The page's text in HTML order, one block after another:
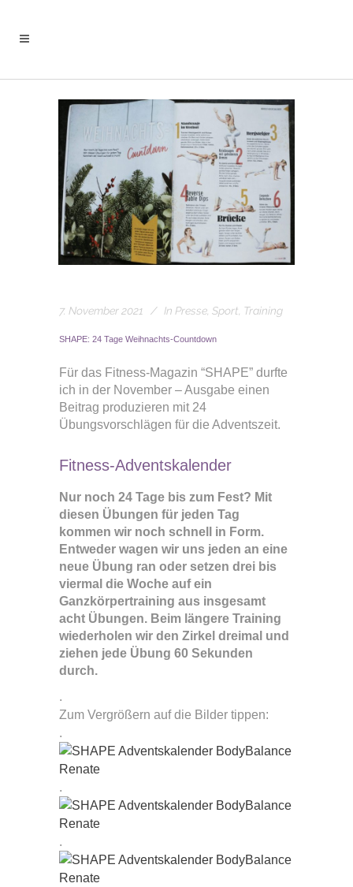
7. November 2021 In Presse Sport Training
SHAPE: 24 Tage Weihnachts-Countdown
Für das Fitness-Magazin “SHAPE” durfte
ich in der November – Ausgabe einen
Beitrag produzieren mit 24
Übungsvorschlägen für die Adventszeit.
Fitness-Adventskalender
Nur noch 24 Tage bis zum Fest? Mit
diesen Übungen für jeden Tag
kommen wir noch schnell in Form.
Entweder wagen wir uns jeden an eine
neue Übung ran oder setzen drei bis
viermal die Woche auf ein
Ganzkörpertraining aus insgesamt
acht Übungen. Beim längere Training
wiederholen wir den Zirkel dreimal und
ziehen jede Übung 60 Sekunden
durch.
.
Zum Vergrößern auf die Bilder tippen:
.
.
.